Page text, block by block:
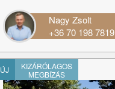
Nagy Zsolt
+36 70 198 7819
ÚJ
KIZÁRÓLAGOS
MEGBÍZÁS